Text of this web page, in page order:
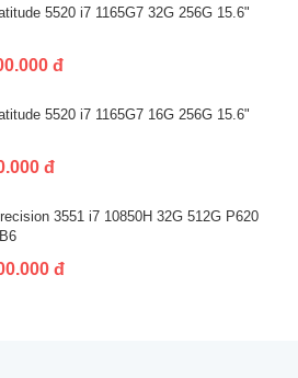
5520 i7 1165G7 32G 256G 15.6"
đ
5520 i7 1165G7 16G 256G 15.6"
đ
3551 i7 10850H 32G 512G P620
đ